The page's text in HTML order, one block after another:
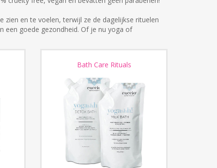
en te voelen, terwijl ze de dagelijkse rituelen
een goede gezondheid. Of je nu yoga of
Bath Care Rituals